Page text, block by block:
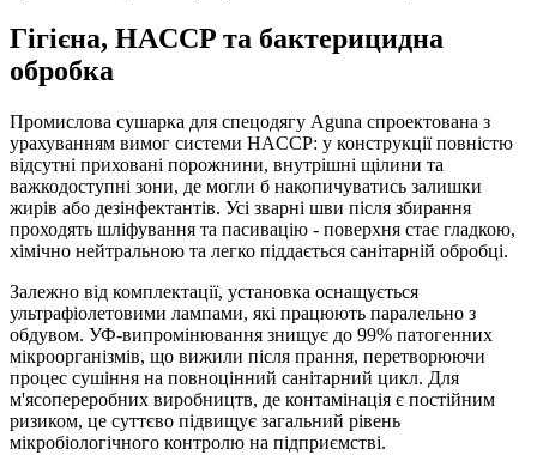
Гігієна, HACCP та бактерицидна
обробка
Промислова сушарка для спецодягу Aguna спроектована з
урахуванням вимог системи HACCP: у конструкції повністю
відсутні приховані порожнини, внутрішні щілини та
важкодоступні зони, де могли б накопичуватись залишки
жирів або дезінфектантів. Усі зварні шви після збирання
проходять шліфування та пасивацію - поверхня стає гладкою,
хімічно нейтральною та легко піддається санітарній обробці.
Залежно від комплектації, установка оснащується
ультрафіолетовими лампами, які працюють паралельно з
обдувом. УФ-випромінювання знищує до 99% патогенних
мікроорганізмів, що вижили після прання, перетворюючи
процес сушіння на повноцінний санітарний цикл. Для
м'ясопереробних виробництв, де контамінація є постійним
ризиком, це суттєво підвищує загальний рівень
мікробіологічного контролю на підприємстві.